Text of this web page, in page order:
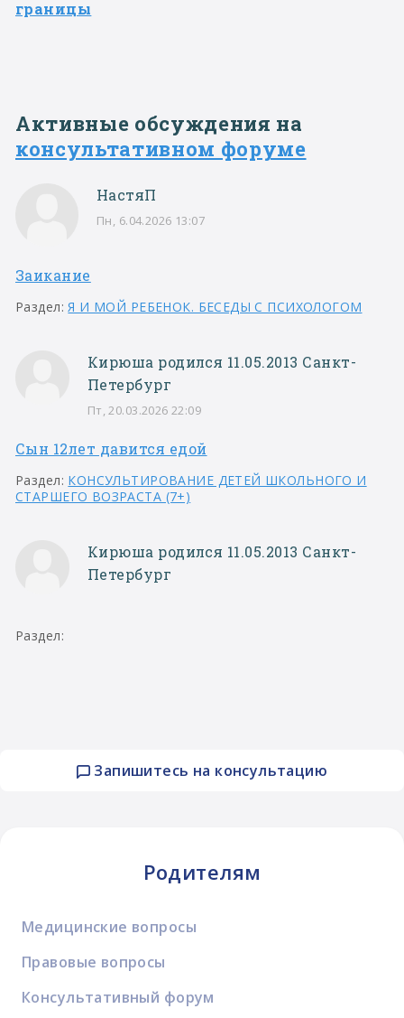
Запишитесь на консультацию
Родителям
Медицинские вопросы
Правовые вопросы
Консультативный форум
границы
Активные обсуждения на
консультативном форуме
НастяП
Пн, 6.04.2026 13:07
Заикание
Раздел:Я И МОЙ РЕБЕНОК. БЕСЕДЫ С ПСИХОЛОГОМ
Кирюша родился 11.05.2013 Санкт-
Петербург
Пт, 20.03.2026 22:09
Сын 12лет давится едой
Раздел: КОНСУЛЬТИРОВАНИЕ ДЕТЕЙ ШКОЛЬНОГО И
СТАРШЕГО ВОЗРАСТА (7+)
Кирюша родился 11.05.2013 Санкт-
Петербург
Раздел: